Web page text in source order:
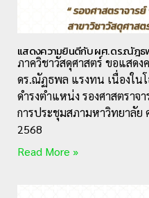
แสดงความยินดีกับ ผศ. ดร.ณัฎธ
ภาควิชาวัสดุศาสตร์ ขอแสดง
ดร.ณัฏธพล แรงทน เนื่องใน
ดำรงตำแหน่ง รองศาสตราจ
การประชุมสภามหาวิทยาลัย
2568
Read More »